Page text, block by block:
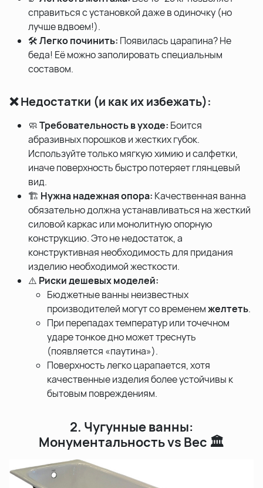
справиться с установкой даже в одиночку (но
лучше вдвоем!).
🛠️Легко починить: Появилась царапина? Не
беда! Её можно заполировать специальным
составом.
❌ Недостатки (и как их избежать):
🧼Требовательность в уходе: Боится
абразивных порошков и жестких губок.
Используйте только мягкую химию и салфетки,
иначе поверхность быстро потеряет глянцевый
вид.
🏗️ Нужна надежная опора: Качественная ванна
обязательно должна устанавливаться на жесткий
силовой каркас или монолитную опорную
конструкцию. Это не недостаток, а
конструктивная необходимость для придания
изделию необходимой жесткости.
⚠️ Риски дешевых моделей:
Бюджетные ванны неизвестных
производителей могут со временемжелтеть.
При перепадах температур или точечном
ударе тонкое дно может треснуть
(появляется «паутина»).
Поверхность легко царапается, хотя
качественные изделия более устойчивы к
бытовым повреждениям.
2. Чугунные ванны:
Монументальность vs Вес 🏛️